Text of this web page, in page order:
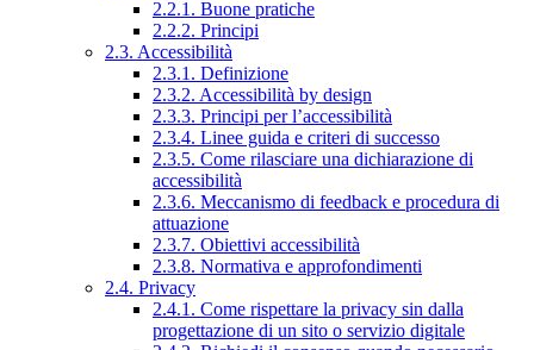
2.2.1. Buone pratiche
2.2.2. Principi
2.3. Accessibilità
2.3.1. Definizione
2.3.2. Accessibilità by design
2.3.3. Principi per l’accessibilità
2.3.4. Linee guida e criteri di successo
2.3.5. Come rilasciare una dichiarazione di
accessibilità
2.3.6. Meccanismo di feedback e procedura di
attuazione
2.3.7. Obiettivi accessibilità
2.3.8. Normativa e approfondimenti
2.4. Privacy
2.4.1. Come rispettare la privacy sin dalla
progettazione di un sito o servizio digitale